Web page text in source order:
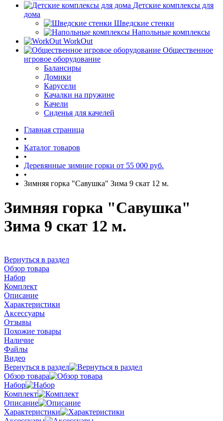
Детские комплексы для
дома
Шведские стенки
Напольные комплексы
WorkOut
Общественное
игровое оборудование
Балансиры
Домики
Карусели
Качалки на пружине
Качели
Сиденья для качелей
Главная страница
•
Каталог товаров
•
Деревянные зимние горки от 55 000 руб.
•
Зимняя горка "Савушка" Зима 9 скат 12 м.
Зимняя горка "Савушка"
Зима 9 скат 12 м.
Вернуться в раздел
Обзор товара
Набор
Комплект
Описание
Характеристики
Аксессуары
Отзывы
Похожие товары
Наличие
Файлы
Видео
Вернуться в раздел
Обзор товара
Набор
Комплект
Описание
Характеристики